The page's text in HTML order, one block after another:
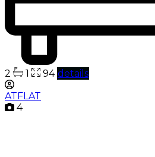
2 1 94 details
ATFLAT
4